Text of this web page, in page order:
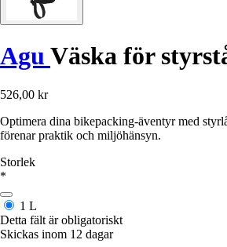
Agu Väska för
526,00 kr
Optimera dina bikepacking-äventyr med
förenar praktik och miljöhänsyn.
Storlek
*
1 L
Detta fält är obligatoriskt
Skickas inom 12 dagar